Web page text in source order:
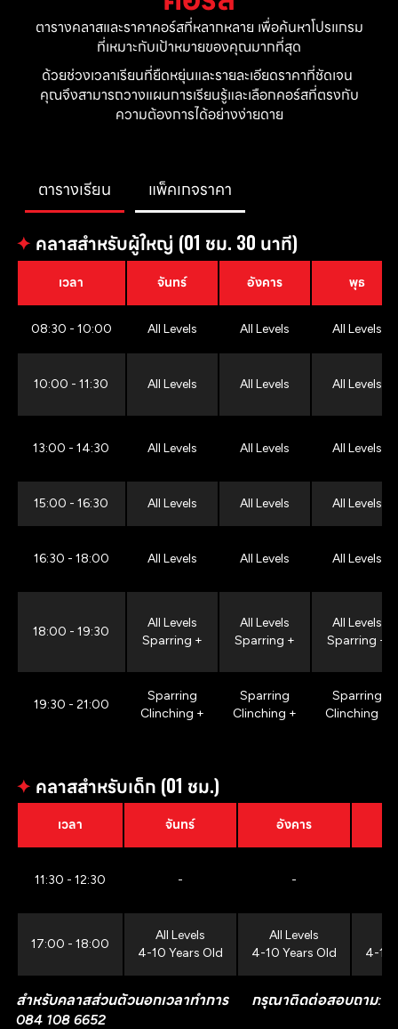
ตารางคลาสและราคาคอร์สที่หลากหลาย เพื่อค้นหาโปรแกรม
ที่เหมาะกับเป้าหมายของคุณมากที่สุด
ด้วยช่วงเวลาเรียนที่ยืดหยุ่นและรายละเอียดราคาที่ชัดเจน
คุณจึงสามารถวางแผนการเรียนรู้และเลือกคอร์สที่ตรงกับ
ความต้องการได้อย่างง่ายดาย
ตารางเรียน แพ็คเกจราคา
✦ คลาสสำหรับผู้ใหญ่ (01 ชม. 30 นาที)
เวลา จันทร์ อังคาร พุธ
08:30 - 10:00 All Levels All Levels All Levels
10:00 - 11:30 All Levels All Levels All Levels
13:00 - 14:30 All Levels All Levels All Levels
15:00 - 16:30 All Levels All Levels All Levels
16:30 - 18:00 All Levels All Levels All Levels
18:00 - 19:30
All Levels
Sparring +
All Levels
Sparring +
All Levels
Sparring +
19:30 - 21:00
Sparring
Clinching +
Sparring
Clinching +
Sparring
Clinching +
✦ คลาสสำหรับเด็ก (01 ชม.)
เวลา จันทร์ อังคาร
11:30 - 12:30 - -
17:00 - 18:00
All Levels
4-10 Years Old
All Levels
4-10 Years Old
4-10
สำหรับคลาสส่วนตัวนอกเวลาทำการ กรุณาติดต่อสอบถาม:
084 108 6652